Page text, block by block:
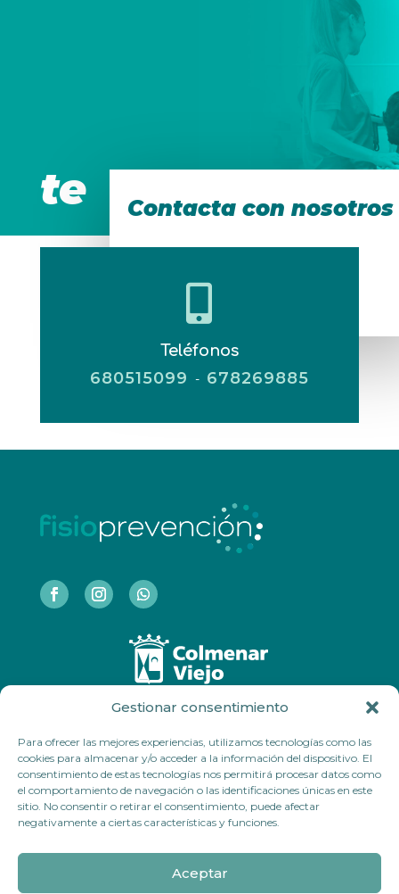
Gestionar consentimiento
Para ofrecer las mejores experiencias, utilizamos tecnologías como las
cookies para almacenar y/o acceder a la información del dispositivo. El
consentimiento de estas tecnologías nos permitirá procesar datos como
el comportamiento de navegación o las identificaciones únicas en este
sitio. No consentir o retirar el consentimiento, puede afectar
negativamente a ciertas características y funciones.
Aceptar
te
esperamos!
Contacta con nosotros

Teléfonos
680515099 - 678269885
Polideportivo Municipal Lorenzo Rico
Calle Huertas 55.
28770 Colmenar Viejo
MÓSTOLES
Calle del eucalipto, 35.